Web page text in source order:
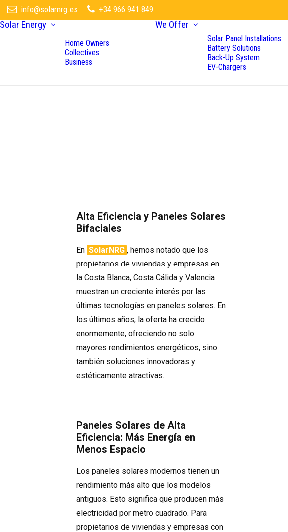
info@solarnrg.es +34 966 941 849
Solar Energy
Home Owners
Collectives
Business
We Offer
Solar Panel Installations
Battery Solutions
Back-Up System
EV-Chargers
Alta Eficiencia y Paneles Solares
Bifaciales
En SolarNRG , hemos notado que los
propietarios de viviendas y empresas en
la Costa Blanca, Costa Cálida y Valencia
muestran un creciente interés por las
últimas tecnologías en paneles solares. En
los últimos años, la oferta ha crecido
enormemente, ofreciendo no solo
mayores rendimientos energéticos, sino
también soluciones innovadoras y
estéticamente atractivas..
Paneles Solares de Alta
Eficiencia: Más Energía en
Menos Espacio
Los paneles solares modernos tienen un
rendimiento más alto que los modelos
antiguos. Esto significa que producen más
electricidad por metro cuadrado. Para
propietarios de viviendas y empresas con